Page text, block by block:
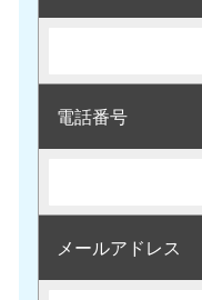
電話番号
メールアドレス